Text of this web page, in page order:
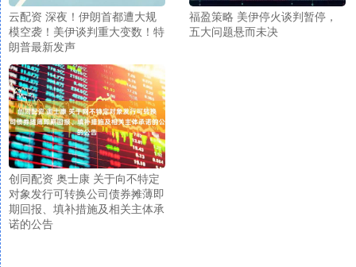
云配资 深夜！伊朗首都遭大规
模空袭！美伊谈判重大变数！特
朗普最新发声
福盈策略 美伊停火谈判暂停，
五大问题悬而未决
创同配资 奥士康 关于向不特定
对象发行可转换公司债券摊薄即
期回报、填补措施及相关主体承
诺的公告